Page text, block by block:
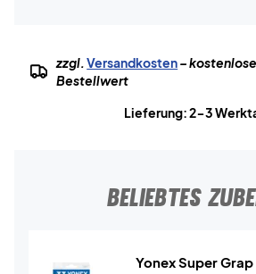
zzgl.Versandkosten–
Bestellwert
Lieferung: 2-3
BELIEBTES
Yonex Super